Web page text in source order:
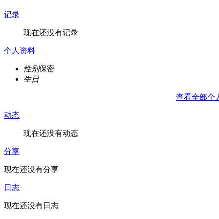
记录
现在还没有记录
个人资料
性别保密
生日
查看全部个
动态
现在还没有动态
分享
现在还没有分享
日志
现在还没有日志